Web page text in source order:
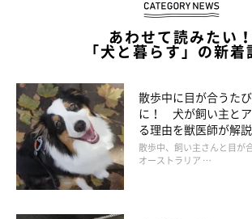
あわせて読みたい！
「犬と暮らす」の新着
散歩中に目が合うた
に！ 犬が飼い主と
る理由を獣医師が解説
散歩中、飼い主さんと目が
オーストラリア …